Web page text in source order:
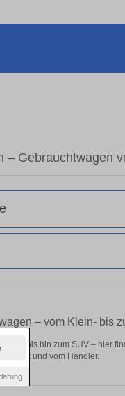
– Gebrauchtwagen
– vom Klein- bis
bis hin zum SUV – hier
privat und vom Händler.